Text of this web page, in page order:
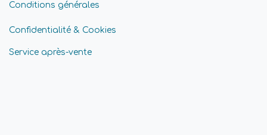
Conditions générales
Confidentialité & Cookies
Service après-vente